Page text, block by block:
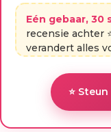
Eén gebaar, 30
recensie achter
verandert alles
⭐